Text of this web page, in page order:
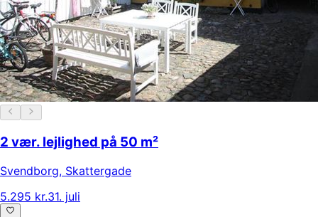
2 vær. lejlighed på 50 m²
Svendborg, Skattergade
5.295 kr.31. juli